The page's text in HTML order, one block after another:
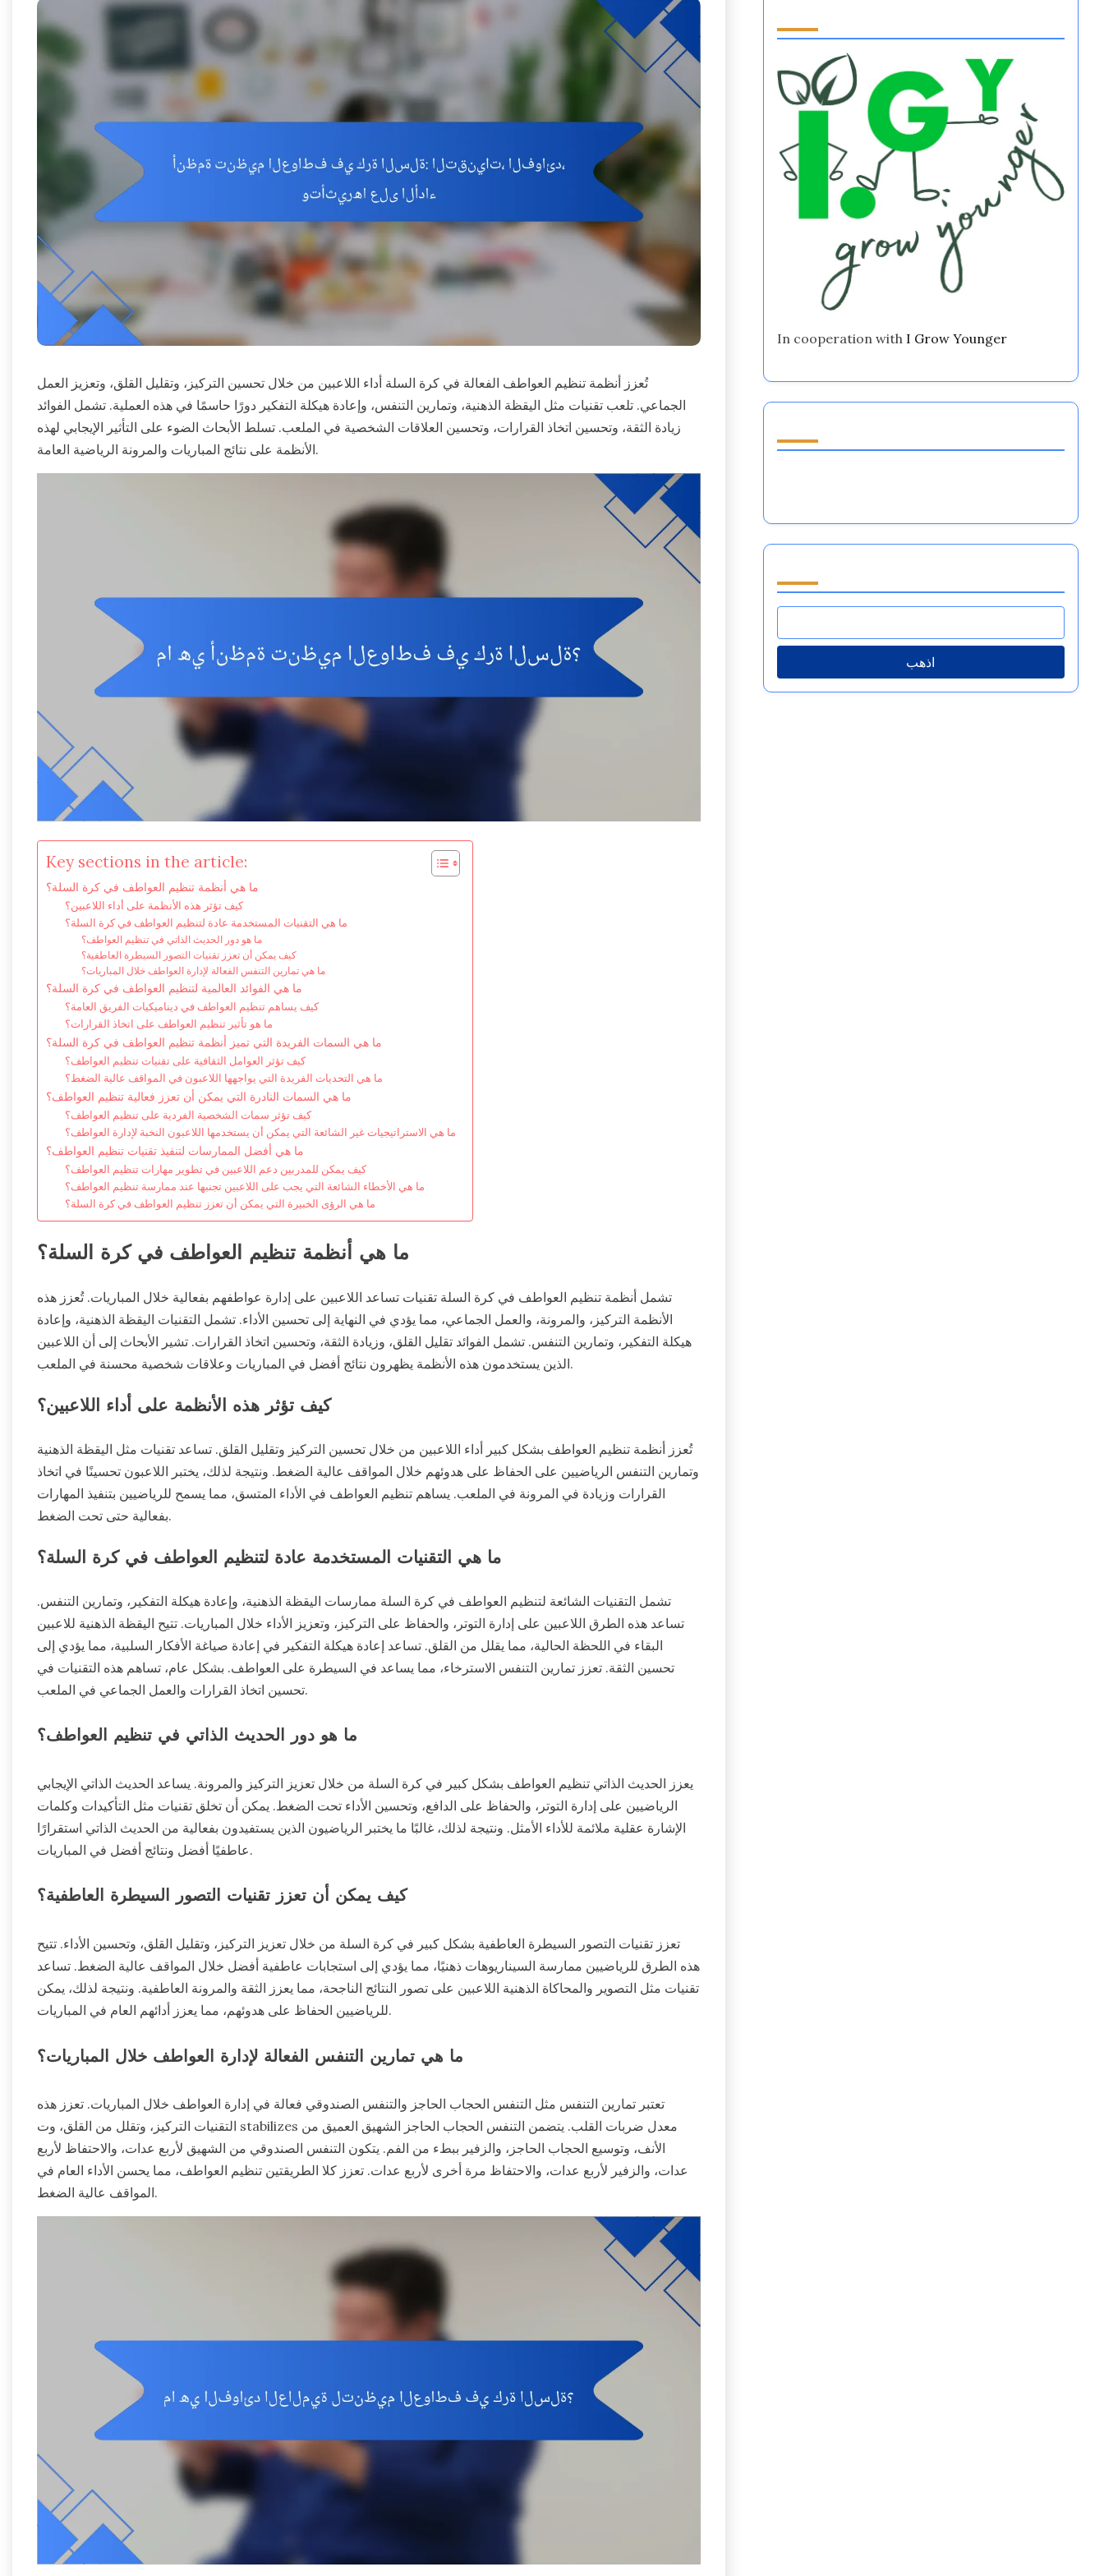
تُعزز أنظمة تنظيم العواطف الفعالة في كرة السلة أداء اللاعبين من خلال تحسين التركيز، وتقليل القلق، وتعزيز العمل
الجماعي. تلعب تقنيات مثل اليقظة الذهنية، وتمارين التنفس، وإعادة هيكلة التفكير دورًا حاسمًا في هذه العملية. تشمل الفوائد
زيادة الثقة، وتحسين اتخاذ القرارات، وتحسين العلاقات الشخصية في الملعب. تسلط الأبحاث الضوء على التأثير الإيجابي لهذه
الأنظمة على نتائج المباريات والمرونة الرياضية العامة.
Key sections in the article:
ما هي أنظمة تنظيم العواطف في كرة السلة؟
كيف تؤثر هذه الأنظمة على أداء اللاعبين؟
ما هي التقنيات المستخدمة عادة لتنظيم العواطف في كرة السلة؟
ما هو دور الحديث الذاتي في تنظيم العواطف؟
كيف يمكن أن تعزز تقنيات التصور السيطرة العاطفية؟
ما هي تمارين التنفس الفعالة لإدارة العواطف خلال المباريات؟
ما هي الفوائد العالمية لتنظيم العواطف في كرة السلة؟
كيف يساهم تنظيم العواطف في ديناميكيات الفريق العامة؟
ما هو تأثير تنظيم العواطف على اتخاذ القرارات؟
ما هي السمات الفريدة التي تميز أنظمة تنظيم العواطف في كرة السلة؟
كيف تؤثر العوامل الثقافية على تقنيات تنظيم العواطف؟
ما هي التحديات الفريدة التي يواجهها اللاعبون في المواقف عالية الضغط؟
ما هي السمات النادرة التي يمكن أن تعزز فعالية تنظيم العواطف؟
كيف تؤثر سمات الشخصية الفردية على تنظيم العواطف؟
ما هي الاستراتيجيات غير الشائعة التي يمكن أن يستخدمها اللاعبون النخبة لإدارة العواطف؟
ما هي أفضل الممارسات لتنفيذ تقنيات تنظيم العواطف؟
كيف يمكن للمدربين دعم اللاعبين في تطوير مهارات تنظيم العواطف؟
ما هي الأخطاء الشائعة التي يجب على اللاعبين تجنبها عند ممارسة تنظيم العواطف؟
ما هي الرؤى الخبيرة التي يمكن أن تعزز تنظيم العواطف في كرة السلة؟
ما هي أنظمة تنظيم العواطف في كرة السلة؟
تشمل أنظمة تنظيم العواطف في كرة السلة تقنيات تساعد اللاعبين على إدارة عواطفهم بفعالية خلال المباريات. تُعزز هذه
الأنظمة التركيز، والمرونة، والعمل الجماعي، مما يؤدي في النهاية إلى تحسين الأداء. تشمل التقنيات اليقظة الذهنية، وإعادة
هيكلة التفكير، وتمارين التنفس. تشمل الفوائد تقليل القلق، وزيادة الثقة، وتحسين اتخاذ القرارات. تشير الأبحاث إلى أن اللاعبين
الذين يستخدمون هذه الأنظمة يظهرون نتائج أفضل في المباريات وعلاقات شخصية محسنة في الملعب.
كيف تؤثر هذه الأنظمة على أداء اللاعبين؟
تُعزز أنظمة تنظيم العواطف بشكل كبير أداء اللاعبين من خلال تحسين التركيز وتقليل القلق. تساعد تقنيات مثل اليقظة الذهنية
وتمارين التنفس الرياضيين على الحفاظ على هدوئهم خلال المواقف عالية الضغط. ونتيجة لذلك، يختبر اللاعبون تحسينًا في اتخاذ
القرارات وزيادة في المرونة في الملعب. يساهم تنظيم العواطف في الأداء المتسق، مما يسمح للرياضيين بتنفيذ المهارات
بفعالية حتى تحت الضغط.
ما هي التقنيات المستخدمة عادة لتنظيم العواطف في كرة السلة؟
تشمل التقنيات الشائعة لتنظيم العواطف في كرة السلة ممارسات اليقظة الذهنية، وإعادة هيكلة التفكير، وتمارين التنفس.
تساعد هذه الطرق اللاعبين على إدارة التوتر، والحفاظ على التركيز، وتعزيز الأداء خلال المباريات. تتيح اليقظة الذهنية للاعبين
البقاء في اللحظة الحالية، مما يقلل من القلق. تساعد إعادة هيكلة التفكير في إعادة صياغة الأفكار السلبية، مما يؤدي إلى
تحسين الثقة. تعزز تمارين التنفس الاسترخاء، مما يساعد في السيطرة على العواطف. بشكل عام، تساهم هذه التقنيات في
تحسين اتخاذ القرارات والعمل الجماعي في الملعب.
ما هو دور الحديث الذاتي في تنظيم العواطف؟
يعزز الحديث الذاتي تنظيم العواطف بشكل كبير في كرة السلة من خلال تعزيز التركيز والمرونة. يساعد الحديث الذاتي الإيجابي
الرياضيين على إدارة التوتر، والحفاظ على الدافع، وتحسين الأداء تحت الضغط. يمكن أن تخلق تقنيات مثل التأكيدات وكلمات
الإشارة عقلية ملائمة للأداء الأمثل. ونتيجة لذلك، غالبًا ما يختبر الرياضيون الذين يستفيدون بفعالية من الحديث الذاتي استقرارًا
عاطفيًا أفضل ونتائج أفضل في المباريات.
كيف يمكن أن تعزز تقنيات التصور السيطرة العاطفية؟
تعزز تقنيات التصور السيطرة العاطفية بشكل كبير في كرة السلة من خلال تعزيز التركيز، وتقليل القلق، وتحسين الأداء. تتيح
هذه الطرق للرياضيين ممارسة السيناريوهات ذهنيًا، مما يؤدي إلى استجابات عاطفية أفضل خلال المواقف عالية الضغط. تساعد
تقنيات مثل التصوير والمحاكاة الذهنية اللاعبين على تصور النتائج الناجحة، مما يعزز الثقة والمرونة العاطفية. ونتيجة لذلك، يمكن
للرياضيين الحفاظ على هدوئهم، مما يعزز أدائهم العام في المباريات.
ما هي تمارين التنفس الفعالة لإدارة العواطف خلال المباريات؟
تعتبر تمارين التنفس مثل التنفس الحجاب الحاجز والتنفس الصندوقي فعالة في إدارة العواطف خلال المباريات. تعزز هذه
التقنيات التركيز، وتقلل من القلق، وت stabilizes معدل ضربات القلب. يتضمن التنفس الحجاب الحاجز الشهيق العميق من
الأنف، وتوسيع الحجاب الحاجز، والزفير ببطء من الفم. يتكون التنفس الصندوقي من الشهيق لأربع عدات، والاحتفاظ لأربع
عدات، والزفير لأربع عدات، والاحتفاظ مرة أخرى لأربع عدات. تعزز كلا الطريقتين تنظيم العواطف، مما يحسن الأداء العام في
المواقف عالية الضغط.
In cooperation with I Grow Younger
اذهب